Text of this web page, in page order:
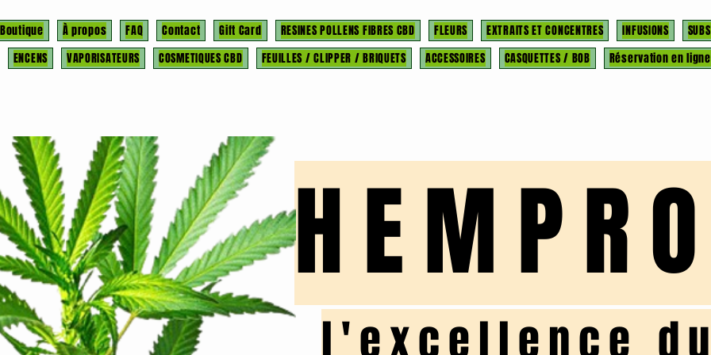
l'excellence du
Boutique À propos FAQ Contact Gift Card RESINES POLLENS FIBRES CBD FLEURS EXTRAITS ET CONCENTRES INFUSIONS
ENCENS
VAPORISATEURS COSMETIQUES CBD FEUILLES / CLIPPER / BRIQUETS ACCESSOIRES CASQUETTES / BOB Réservation en ligne